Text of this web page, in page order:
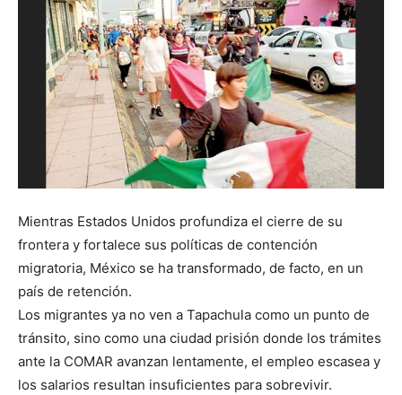
Mientras Estados Unidos profundiza el cierre de su
frontera y fortalece sus políticas de contención
migratoria, México se ha transformado, de facto, en un
país de retención.
Los migrantes ya no ven a Tapachula como un punto de
tránsito, sino como una ciudad prisión donde los trámites
ante la COMAR avanzan lentamente, el empleo escasea y
los salarios resultan insuficientes para sobrevivir.